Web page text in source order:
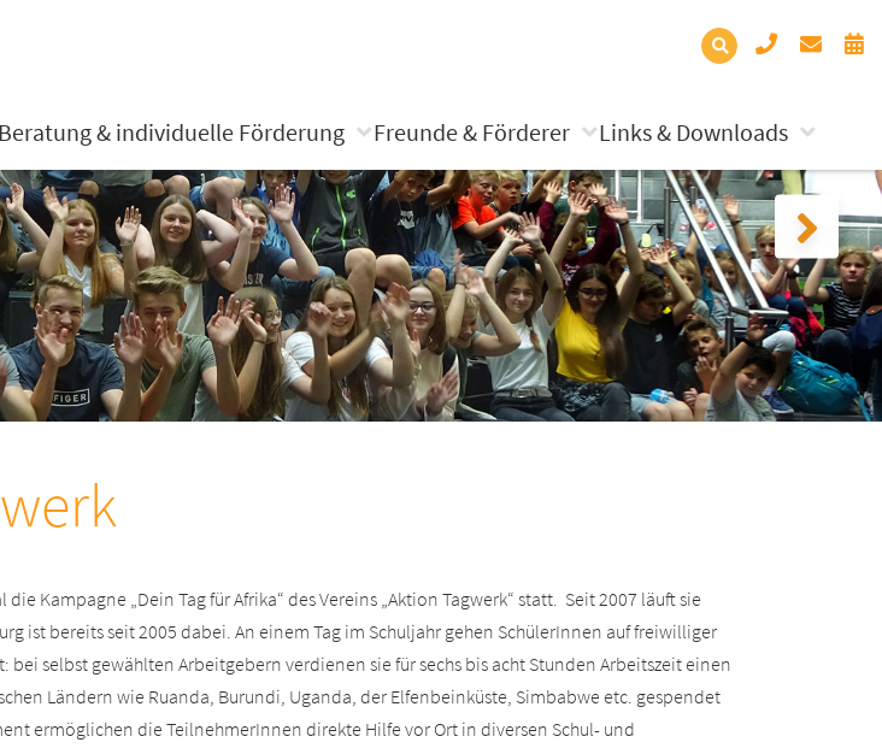
Beratung & individuelle Förderung Freunde & Förderer Links & Downloads
die Kampagne „Dein Tag für Afrika“ des Vereins „Aktion Tagwerk“ statt. Seit 2007 läuft sie
ist bereits seit 2005 dabei. An einem Tag im Schuljahr gehen SchülerInnen auf freiwilliger
bei selbst gewählten Arbeitgebern verdienen sie für sechs bis acht Stunden Arbeitszeit einen
Ländern wie Ruanda, Burundi, Uganda, der Elfenbeinküste, Simbabwe etc. gespendet
ermöglichen die TeilnehmerInnen direkte Hilfe vor Ort in diversen Schul- und